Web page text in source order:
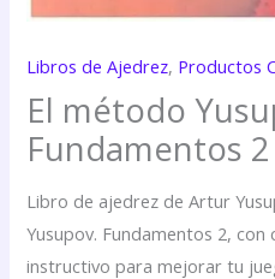
Libros de Ajedrez, Productos
El método
Fundamentos 2
Libro de ajedrez de Artur
Yusupov. Fundamentos 2,
instructivo para mejorar tu